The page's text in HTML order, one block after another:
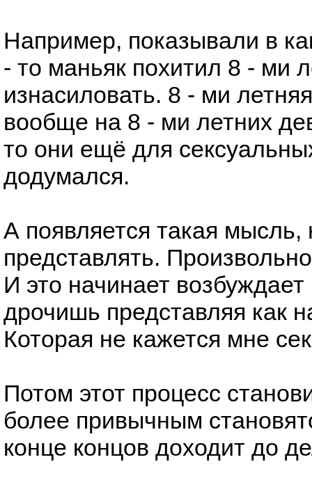
Например, показывали в
- то маньяк похитил 8 - ми
изнасиловать. 8 - ми
вообще на 8 - ми летних
то они ещё для
додумался.
А появляется такая
представлять.
И это начинает
дрочишь представляя как
Которая не кажется мне
Потом этот процесс
более привычным
конце концов доходит до